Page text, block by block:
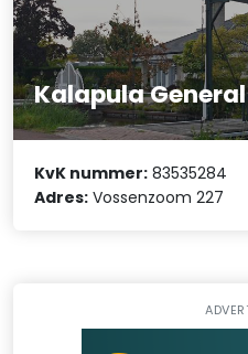
Kalapula
KvK nummer: 83535284
Adres: Vossenzoom 227